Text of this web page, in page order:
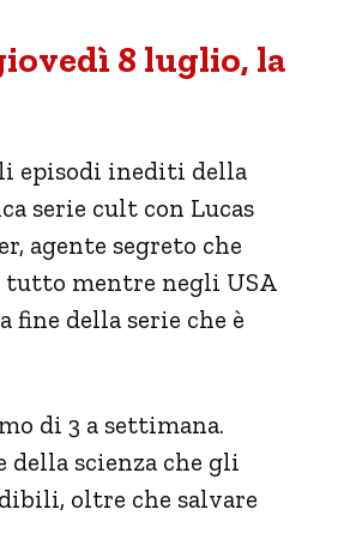
8 luglio, la
episodi inediti della
serie cult con Lucas
agente segreto che
tutto mentre negli USA
fine della serie che è
di 3 a settimana.
della scienza che gli
oltre che salvare